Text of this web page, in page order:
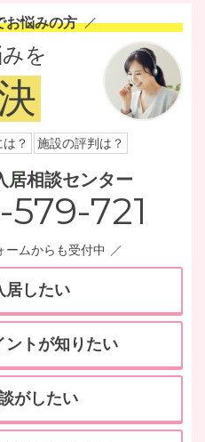
お悩みの方
を
？ 施設の評判は？
居相談センター
579-721
ームからも受付中
居したい
ントが知りたい
がしたい